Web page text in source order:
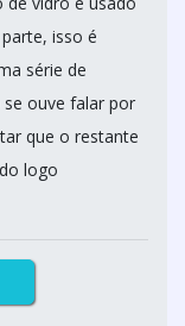
isso é
série de
ouve falar por
que o restante
logo